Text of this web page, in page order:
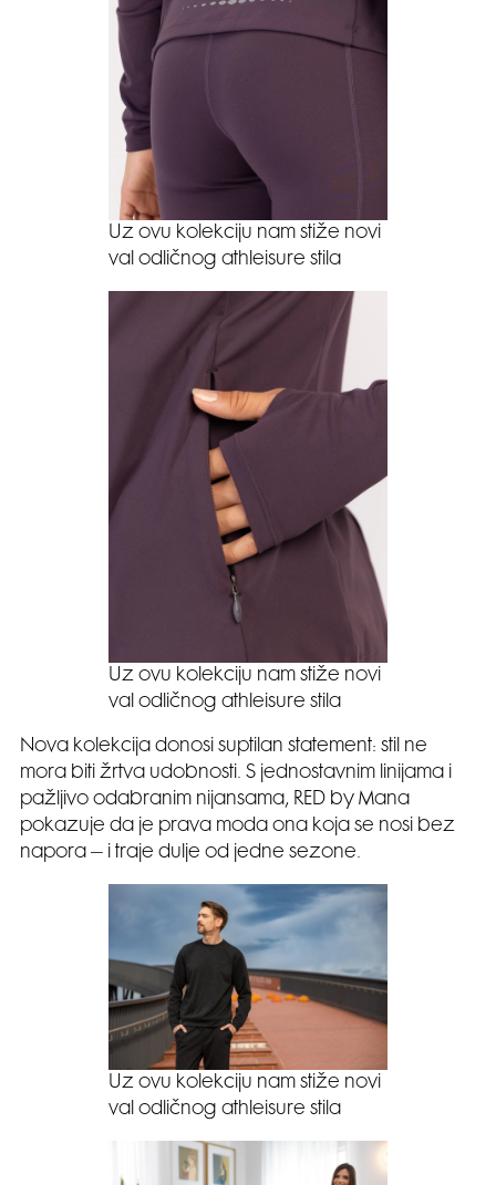
Uz ovu kolekciju nam stiže novi
val odličnog athleisure stila
Uz ovu kolekciju nam stiže novi
val odličnog athleisure stila
Nova kolekcija donosi suptilan statement: stil ne
mora biti žrtva udobnosti. S jednostavnim linijama i
pažljivo odabranim nijansama, RED by Mana
pokazuje da je prava moda ona koja se nosi bez
napora – i traje dulje od jedne sezone.
Uz ovu kolekciju nam stiže novi
val odličnog athleisure stila